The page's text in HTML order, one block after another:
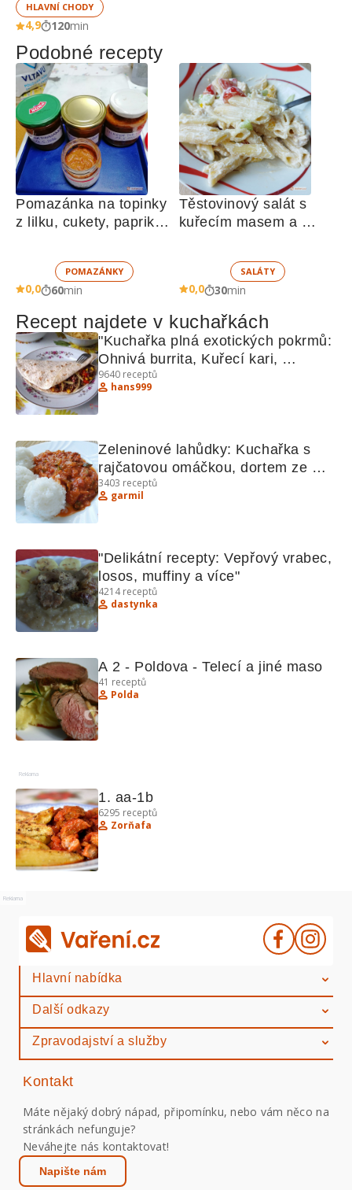
HLAVNÍ CHODY
4,9 120min
Podobné recepty
Pomazánka na topinky
z lilku, cukety, paprik,
žampionů
POMAZÁNKY
0,0 60min
Těstovinový salát s
kuřecím masem a
SALÁTY
0,0 30min
Recept najdete v kuchařkách
"Kuchařka plná exotických pokrmů:
Ohnivá burrita, Kuřecí kari,
Hradečtí votroci"
9640 receptů
hans999
Zeleninové lahůdky: Kuchařka s
rajčatovou omáčkou, dortem ze
smetany a dalšími recepty
3403 receptů
garmil
"Delikátní recepty: Vepřový vrabec,
losos, muffiny a více"
4214receptů
dastynka
A 2 - Poldova - Telecí a jiné maso
41 receptů
Polda
Reklama
1. aa-1b
6295 receptů
Zorňafa
Reklama
Hlavní nabídka
Další odkazy
Zpravodajství a služby
Kontakt
Máte nějaký dobrý nápad, připomínku, nebo vám něco na
stránkách nefunguje?
Neváhejte nás kontaktovat!
Napište nám